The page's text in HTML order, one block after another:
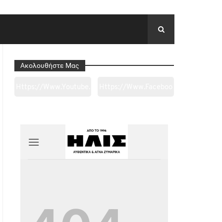
Ακολουθήστε Μας
2ge3sheyTkgpAkeBan
Ref=pages_you_mana